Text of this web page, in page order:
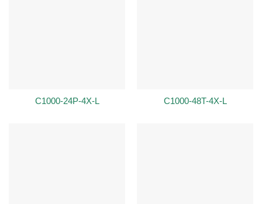
C1000-24P-4X-L C1000-48T-4X-L